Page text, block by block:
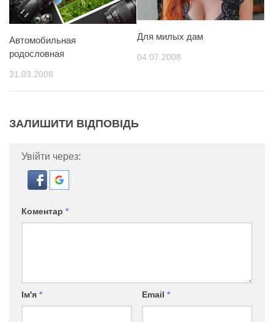
Автомобильная
родословная
31.03.2008
Для милых дам
04.07.2008
ЗАЛИШИТИ ВІДПОВІДЬ
Увійти через:
Коментар *
Ім'я * Email *